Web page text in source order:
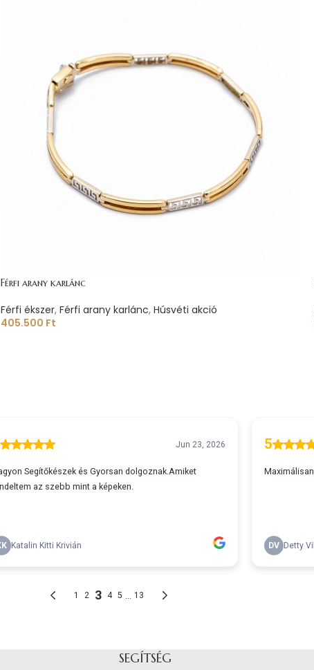
Férfi arany karlánc
Férfi ékszer, Férfi arany karlánc, Húsvéti akció
405.500 Ft
SEGÍTSÉG